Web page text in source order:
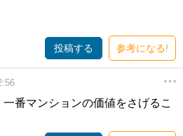
投稿する 参考になる!
番マンションの価値をさげるこ